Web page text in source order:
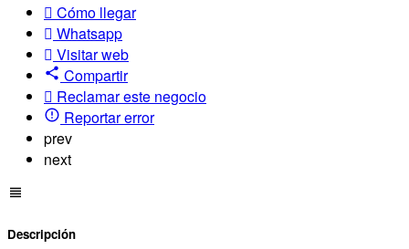
Cómo llegar
Whatsapp
Visitar web
Compartir
Reclamar este negocio
Reportar error
prev
next
Descripción